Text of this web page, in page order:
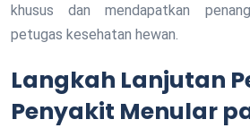
khusus dan mendapatkan
petugas kesehatan hewan.
Langkah Lanjutan
Penyakit Menular